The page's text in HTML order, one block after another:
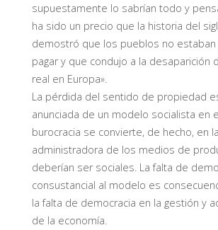
supuestamente lo sabrían todo y
ha sido un precio que la historia del
demostró que los pueblos no
pagar y que condujo a la desaparición
real en Europa».
La pérdida del sentido de propiedad
anunciada de un modelo socialista en
burocracia se convierte, de hecho, en la
administradora de los medios de
deberían ser sociales. La falta de
consustancial al modelo es
la falta de democracia en la gestión y
de la economía.